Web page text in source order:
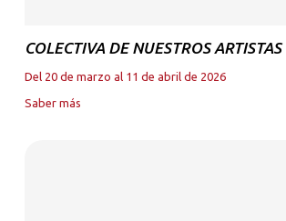
COLECTIVA DE NUESTROS ARTISTAS
Del 20 de marzo al 11 de abril de 2026
Saber más